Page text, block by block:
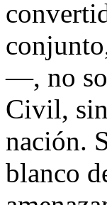
—, no
Civil,
nación.
blanco